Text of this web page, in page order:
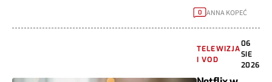
0 ANNA KOPEĆ
TELEWIZJA
I VOD
06
SIE
2026